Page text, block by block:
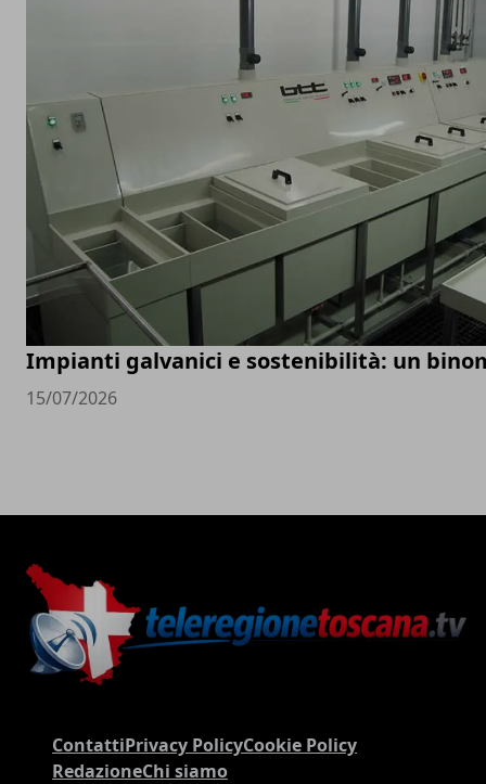
Impianti galvanici e sostenibilità: un
15/07/2026
ContattiPrivacy PolicyCookie Policy
RedazioneChi siamo